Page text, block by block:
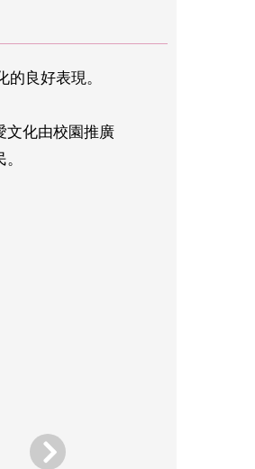
良好表現。
文化由校園推廣